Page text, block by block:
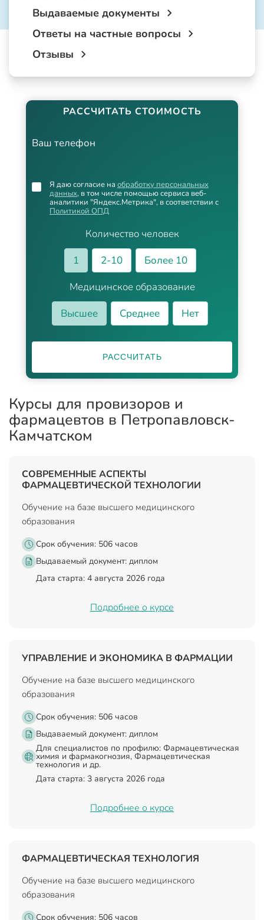
Выдаваемые документы
Ответы на частные вопросы
Отзывы
РАССЧИТАТЬ СТОИМОСТЬ
Ваш телефон
Количество человек
1
2-10
Более 10
Медицинское образование
Высшее
Среднее Нет
Я даю согласие на обработку персональных
данных, в том числе помощью сервиса веб-
аналитики "Яндекс.Метрика", в соответствии с
Политикой ОПД
РАССЧИТАТЬ
Курсы для провизоров и
фармацевтов в Петропавловск-
Камчатском
СОВРЕМЕННЫЕ АСПЕКТЫ
ФАРМАЦЕВТИЧЕСКОЙ ТЕХНОЛОГИИ
Обучение на базе высшего медицинского
образования
Срок обучения: 506 часов
Выдаваемый документ: диплом
Дата старта: 4 августа 2026 года
Подробнее о курсе
УПРАВЛЕНИЕ И ЭКОНОМИКА В ФАРМАЦИИ
Обучение на базе высшего медицинского
образования
Срок обучения: 506 часов
Выдаваемый документ: диплом
Для специалистов по профилю: Фармацевтическая
химия и фармакогнозия, Фармацевтическая
технология и др.
Дата старта: 3 августа 2026 года
Подробнее о курсе
ФАРМАЦЕВТИЧЕСКАЯ ТЕХНОЛОГИЯ
Обучение на базе высшего медицинского
образования
Срок обучения: 506 часов